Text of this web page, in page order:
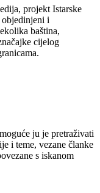
projekt Istarske
i
baština,
cijelog
ju je pretraživati
i teme, vezane članke
s iskanom